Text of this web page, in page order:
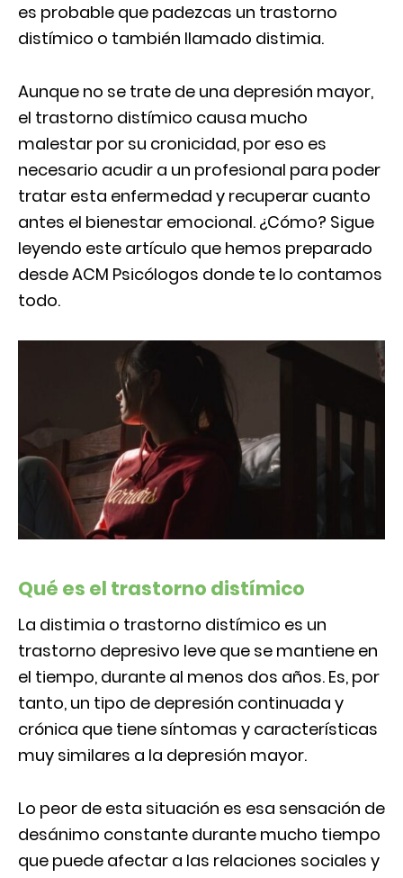
es probable que padezcas un trastorno
distímico o también llamado distimia.
Aunque no se trate de una depresión mayor,
el trastorno distímico causa mucho
malestar por su cronicidad, por eso es
necesario acudir a un profesional para poder
tratar esta enfermedad y recuperar cuanto
antes el bienestar emocional. ¿Cómo? Sigue
leyendo este artículo que hemos preparado
desde ACM Psicólogos donde te lo contamos
todo.
Qué es el trastorno distímico
La distimia o trastorno distímico es un
trastorno depresivo leve que se mantiene en
el tiempo, durante al menos dos años. Es, por
tanto, un tipo de depresión continuada y
crónica que tiene síntomas y características
muy similares a la depresión mayor.
Lo peor de esta situación es esa sensación de
desánimo constante durante mucho tiempo
que puede afectar a las relaciones sociales y